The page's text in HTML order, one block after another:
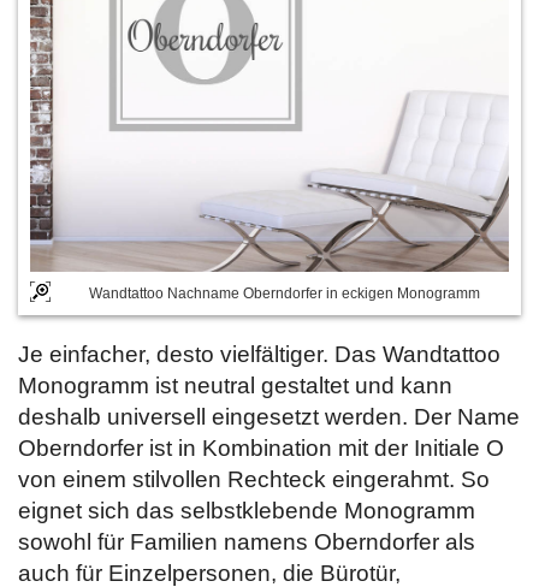
Wandtattoo Nachname Oberndorfer in eckigen Monogramm
Je einfacher, desto vielfältiger. Das Wandtattoo
Monogramm ist neutral gestaltet und kann
deshalb universell eingesetzt werden. Der Name
Oberndorfer ist in Kombination mit der Initiale O
von einem stilvollen Rechteck eingerahmt. So
eignet sich das selbstklebende Monogramm
sowohl für Familien namens Oberndorfer als
auch für Einzelpersonen, die Bürotür,